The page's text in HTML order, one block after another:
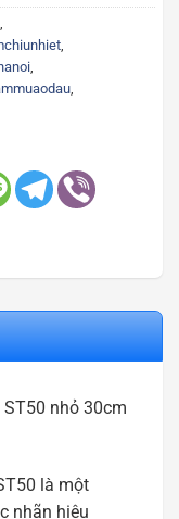
,
,
,
,
nhỏ 30cm
là một
nhãn hiệu